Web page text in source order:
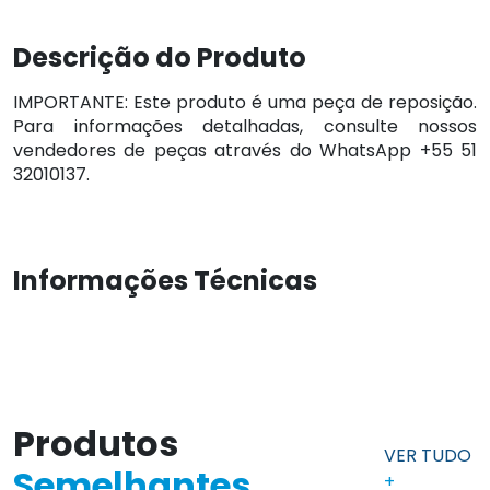
Descrição do Produto
IMPORTANTE: Este produto é uma peça de reposição.
Para informações detalhadas, consulte nossos
vendedores de peças através do WhatsApp +55 51
32010137.
Informações Técnicas
Produtos
VER TUDO
+